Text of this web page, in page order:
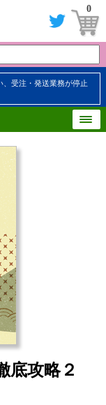
0
、受注・発送業務が停止
攻略２